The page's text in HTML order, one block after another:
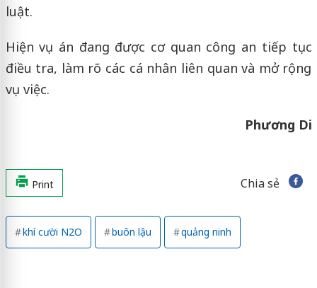
luật.
Hiện vụ án đang được cơ quan công an tiếp tục
điều tra, làm rõ các cá nhân liên quan và mở rộng
vụ việc.
Phương Di
Print Chia sẻ
khí cười N2O buôn lậu quảng ninh